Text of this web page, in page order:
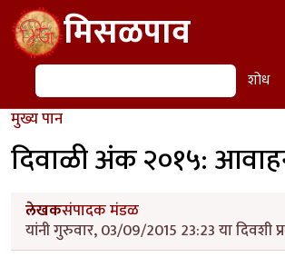
Skip to main contentमिसळपाव
शोध शोध
मुख्य पान
दिवाळी अंक २०१५:
लेखकसंपादक मंडळ
यांनी गुरुवार, 03/09/2015 23:23 या दिवशी